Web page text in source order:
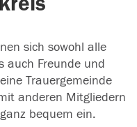
sich sowohl alle
auch Freunde und
Trauergemeinde
anderen Mitgliedern
bequem ein.